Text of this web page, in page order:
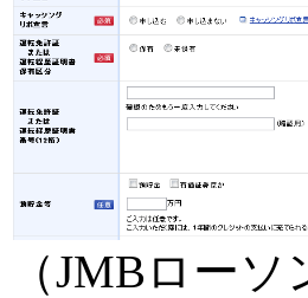
（JMBロー